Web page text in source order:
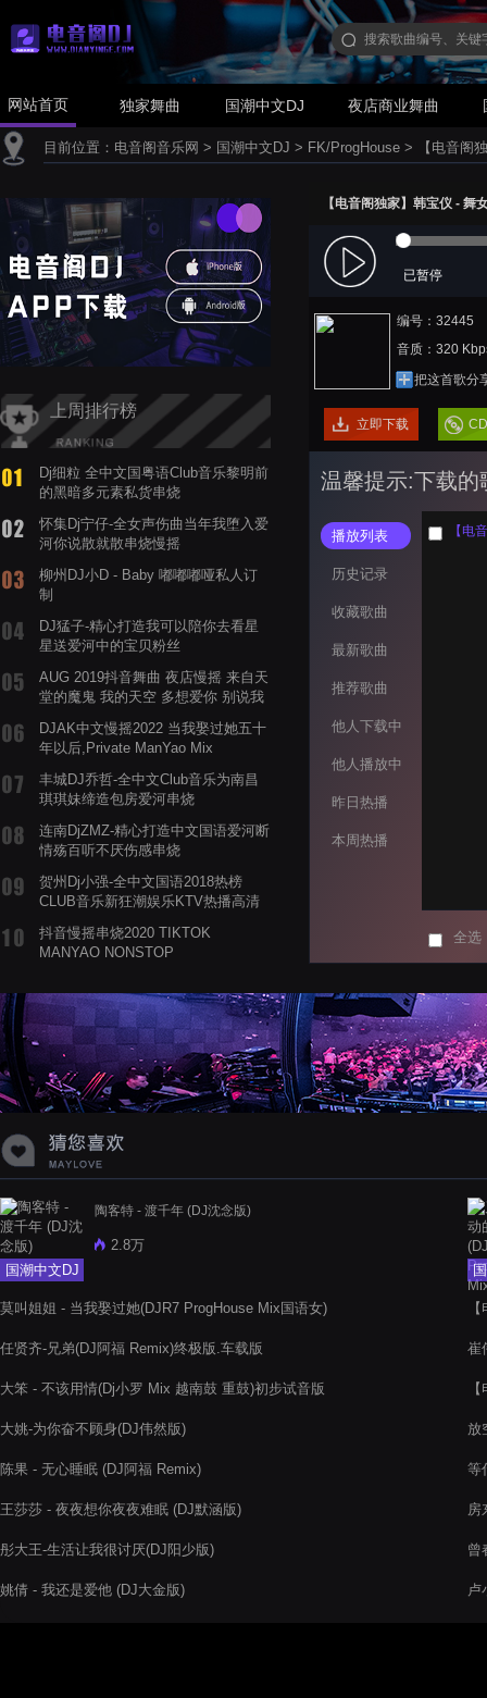
网站首页 独家舞曲 国潮中文DJ 夜店商业舞曲
目前位置： 电音阁音乐网 > 国潮中文DJ > FK/ProgHouse > 【电音阁
上周排行榜
Dj细粒 全中文国粤语Club音乐黎明前
的黑暗多元素私货串烧
怀集Dj宁仔-全女声伤曲当年我堕入爱
河你说散就散串烧慢摇
柳州DJ小D - Baby 嘟嘟嘟哑私人订
制
DJ猛子-精心打造我可以陪你去看星
星送爱河中的宝贝粉丝
AUG 2019抖音舞曲 夜店慢摇 来自天
堂的魔鬼 我的天空 多想爱你 别说我
DJAK中文慢摇2022 当我娶过她五十
年以后,Private ManYao Mix
丰城DJ乔哲-全中文Club音乐为南昌
琪琪妹缔造包房爱河串烧
连南DjZMZ-精心打造中文国语爱河断
情殇百听不厌伤感串烧
贺州Dj小强-全中文国语2018热榜
CLUB音乐新狂潮娱乐KTV热播高清
抖音慢摇串烧2020 TIKTOK
MANYAO NONSTOP
蝉爸爸妈妈爱存在夏天的风是想你的
声音啊
【电音阁独家】韩宝仪 -
已暂停
编号：32445
音质：320
把这首歌分
立即下载
温馨提示:下载的
播放列表
历史记录
收藏歌曲
最新歌曲
推荐歌曲
他人下载中
他人播放中
昨日热播
本周热播
【电
全选
国潮中文DJ
陶客特 - 渡千年 (DJ沈念版)
2.8万
莫叫姐姐 - 当我娶过她(DJR7 ProgHouse Mix国语女)
任贤齐-兄弟(DJ阿福 Remix)终极版.车载版
大笨 - 不该用情(Dj小罗 Mix 越南鼓 重鼓)初步试音版
大姚-为你奋不顾身(DJ伟然版)
陈果 - 无心睡眠 (DJ阿福 Remix)
王莎莎 - 夜夜想你夜夜难眠 (DJ默涵版)
彤大王-生活让我很讨厌(DJ阳少版)
姚倩 - 我还是爱他 (DJ大金版)
崔
放
等
房
曾
卢